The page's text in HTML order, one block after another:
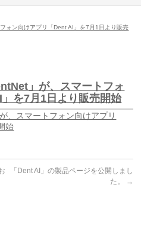
ォン向けアプリ「Dent AI」を7月1日より販売
」が、スマートフォ
を7月1日より販売開始
、スマートフォン向けアプリ
始
「Dent AI」の製品ページを公開しまし
た。
→